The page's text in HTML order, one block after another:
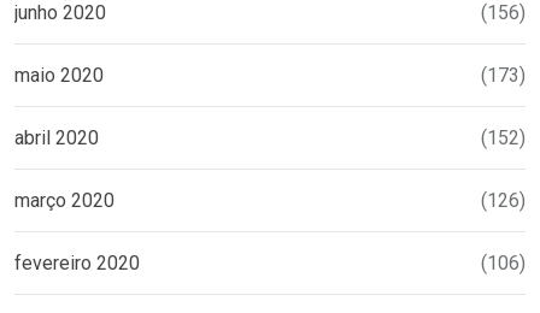
junho 2020 (156)
maio 2020 (173)
abril 2020 (152)
março 2020 (126)
fevereiro 2020 (106)